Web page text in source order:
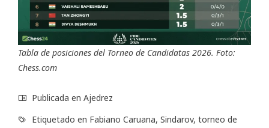
Tabla de posiciones del Torneo de Candidatas 2026. Foto:
Chess.com
Publicada en Ajedrez
Etiquetado en Fabiano Caruana, Sindarov, torneo de